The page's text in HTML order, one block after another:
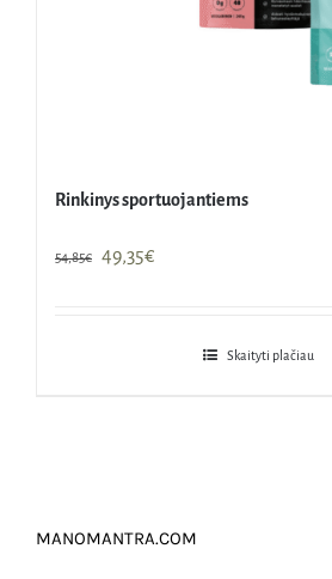
Rinkinys sportuojantiems
54,85€
Original
49,35€
49,35€.
Skaityti plačiau
MANOMANTRA.COM